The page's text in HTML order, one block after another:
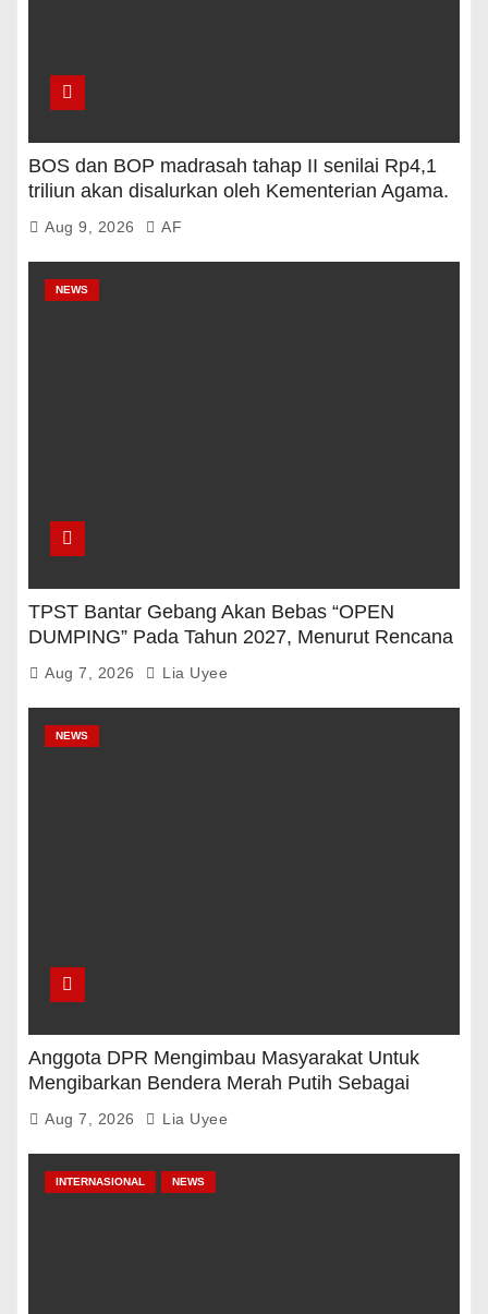
BOS dan BOP madrasah tahap II senilai Rp4,1
triliun akan disalurkan oleh Kementerian Agama.
Aug 9, 2026 AF
NEWS
TPST Bantar Gebang Akan Bebas “OPEN
DUMPING” Pada Tahun 2027, Menurut Rencana
Pemerintah
Aug 7, 2026 Lia Uyee
NEWS
Anggota DPR Mengimbau Masyarakat Untuk
Mengibarkan Bendera Merah Putih Sebagai
Tanda Rasa Terima Kasih
Aug 7, 2026 Lia Uyee
INTERNASIONAL NEWS